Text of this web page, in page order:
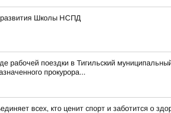
развития Школы НСПД
рабочей поездки в Тигильский
прокурора...
всех, кто ценит спорт и заботится о